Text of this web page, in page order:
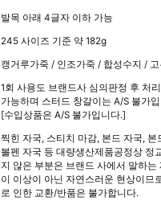
발목 아래 4글자 이하 가능
245 사이즈 기준 약 182g
캥거루가죽 / 인조가죽 / 합성수지 / 고
1회 사용도 브랜드사 심의판정 후 처
가능하며 스터드 창갈이는 A/S 불가
[수입상품은 A/S 불가입니다.]
찍힌 자국, 스티치 마감, 본드 자국, 본
볼펜 자국 등 대량생산제품공정상 정
지 않은 부분은 브랜드 사에서 말하는
이 이상이 아닌 자연스러운 현상이므
로 인한 교환/반품은 불가합니다.